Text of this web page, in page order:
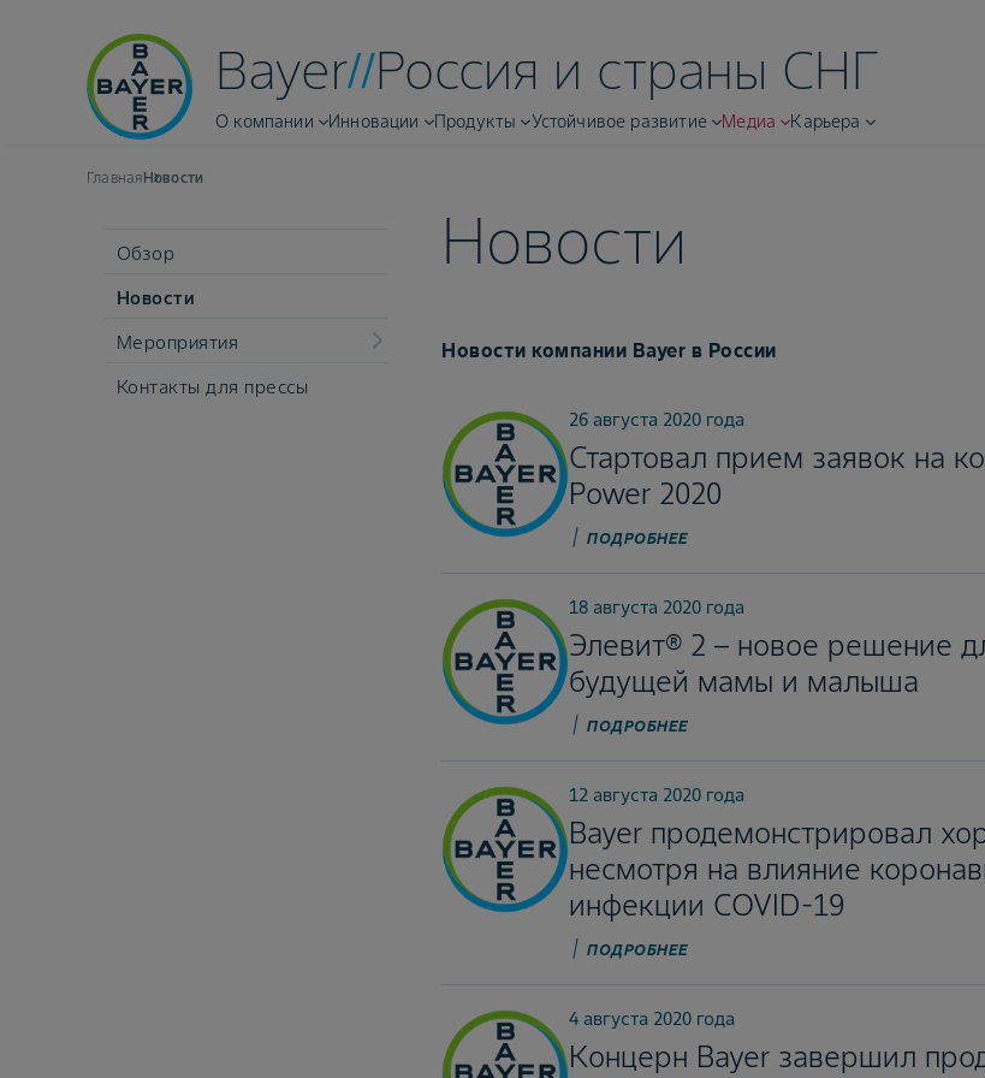
Bayer Россия и страны СНГ
О компании Инновации Продукты Устойчивое развитие Медиа Карьера
ГлавнаяНовости
Обзор
Новости
Мероприятия
Контакты для прессы
Новости
Новости компании Bayer в России
26 августа 2020 года
Стартовал прием заявок на
Power 2020
ПОДРОБНЕЕ
18 августа 2020 года
Элевит® 2 – новое решение
будущей мамы и малыша
ПОДРОБНЕЕ
12 августа 2020 года
Bayer продемонстрировал
несмотря на влияние
инфекции COVID-19
ПОДРОБНЕЕ
4 августа 2020 года
Концерн Bayer завершил